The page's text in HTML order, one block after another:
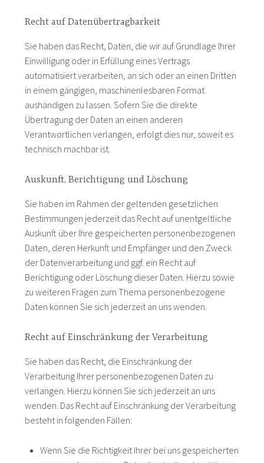
Recht auf Daten­übertrag­barkeit
Sie haben das Recht, Daten, die wir auf Grundlage Ihrer
Einwilligung oder in Erfüllung eines Vertrags
automatisiert verarbeiten, an sich oder an einen Dritten
in einem gängigen, maschinenlesbaren Format
aushändigen zu lassen. Sofern Sie die direkte
Übertragung der Daten an einen anderen
Verantwortlichen verlangen, erfolgt dies nur, soweit es
technisch machbar ist.
Auskunft, Berichtigung und Löschung
Sie haben im Rahmen der geltenden gesetzlichen
Bestimmungen jederzeit das Recht auf unentgeltliche
Auskunft über Ihre gespeicherten personenbezogenen
Daten, deren Herkunft und Empfänger und den Zweck
der Datenverarbeitung und ggf. ein Recht auf
Berichtigung oder Löschung dieser Daten. Hierzu sowie
zu weiteren Fragen zum Thema personenbezogene
Daten können Sie sich jederzeit an uns wenden.
Recht auf Einschränkung der Verarbeitung
Sie haben das Recht, die Einschränkung der
Verarbeitung Ihrer personenbezogenen Daten zu
verlangen. Hierzu können Sie sich jederzeit an uns
wenden. Das Recht auf Einschränkung der Verarbeitung
besteht in folgenden Fällen:
Wenn Sie die Richtigkeit Ihrer bei uns gespeicherten